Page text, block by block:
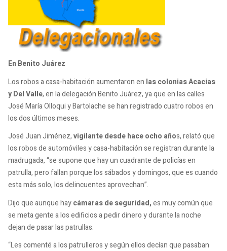
En Benito Juárez
Los robos a casa-habitación aumentaron en las colonias Acacias
y Del Valle, en la delegación Benito Juárez, ya que en las calles
José María Olloqui y Bartolache se han registrado cuatro robos en
los dos últimos meses.
José Juan Jiménez,vigilante desde hace ocho años, relató que
los robos de automóviles y casa-habitación se registran durante la
madrugada, “se supone que hay un cuadrante de policías en
patrulla, pero fallan porque los sábados y domingos, que es cuando
esta más solo, los delincuentes aprovechan”.
Dijo que aunque haycámaras de seguridad,es muy común que
se meta gente a los edificios a pedir dinero y durante la noche
dejan de pasar las patrullas.
“Les comenté a los patrulleros y según ellos decían que pasaban